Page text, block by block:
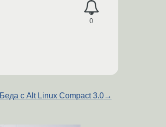
0
Беда с Alt Linux Compact 3.0→